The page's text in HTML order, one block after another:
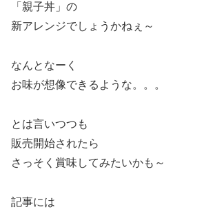
「親子丼」の
新アレンジでしょうかねぇ～
なんとなーく
お味が想像できるような。。。
とは言いつつも
販売開始されたら
さっそく賞味してみたいかも～
記事には